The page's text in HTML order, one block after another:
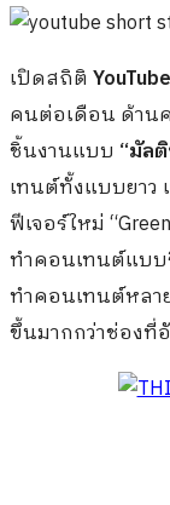
เปิดสถิติ
คนต่อเดือน ด้าน
ชิ้นงานแบบ “มัล
เทนต์ทั้งแบบยาว
ฟีเจอร์ใหม่
ทำคอนเทนต์แบบ
ทำคอนเทนต์หลา
ขึ้นมากกว่าช่องที่